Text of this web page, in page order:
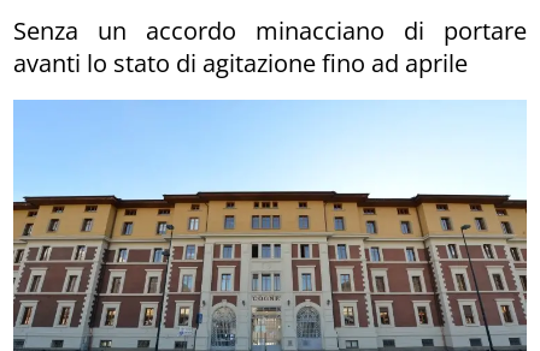
Senza un accordo minacciano di portare
avanti lo stato di agitazione fino ad aprile